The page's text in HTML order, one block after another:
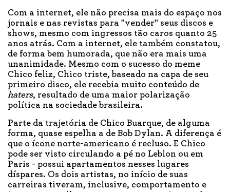
Com a internet, ele não precisa mais do espaço nos
jornais e nas revistas para "vender" seus discos e
shows, mesmo com ingressos tão caros quanto 25
anos atrás. Com a internet, ele também constatou,
de forma bem humorada, que não era mais uma
unanimidade. Mesmo com o sucesso do meme
Chico feliz, Chico triste, baseado na capa de seu
primeiro disco, ele recebia muito conteúdo de
haters, resultado de uma maior polarização
política na sociedade brasileira.
Parte da trajetória de Chico Buarque, de alguma
forma, quase espelha a de Bob Dylan. A diferença é
que o ícone norte-americano é recluso. E Chico
pode ser visto circulando a pé no Leblon ou em
Paris - possui apartamentos nesses lugares
díspares. Os dois artistas, no início de suas
carreiras tiveram, inclusive, comportamento e